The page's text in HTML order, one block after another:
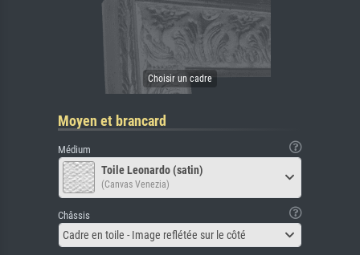
Moyen et brancard
Médium
Toile Leonardo (satin)
(Canvas Venezia)
Châssis
Cadre en toile - Image reflétée sur le côté